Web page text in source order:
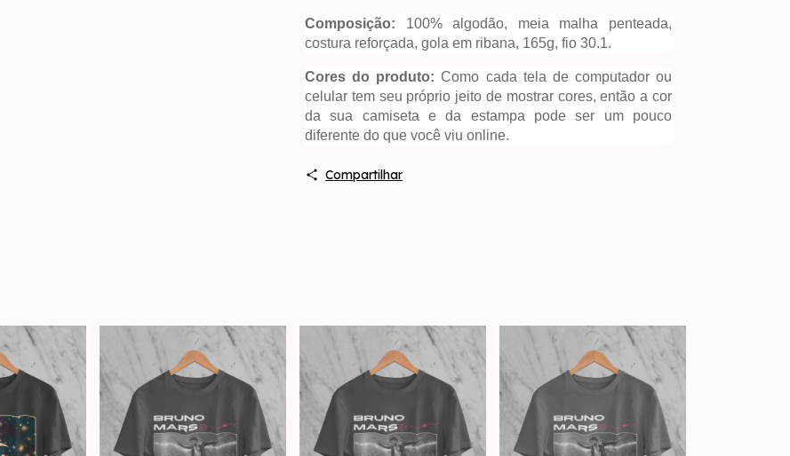
Composição: 100% algodão, meia malha penteada,
costura reforçada, gola em ribana, 165g, fio 30.1.
Cores do produto: Como cada tela de computador ou
celular tem seu próprio jeito de mostrar cores, então a cor
da sua camiseta e da estampa pode ser um pouco
diferente do que você viu online.
Compartilhar